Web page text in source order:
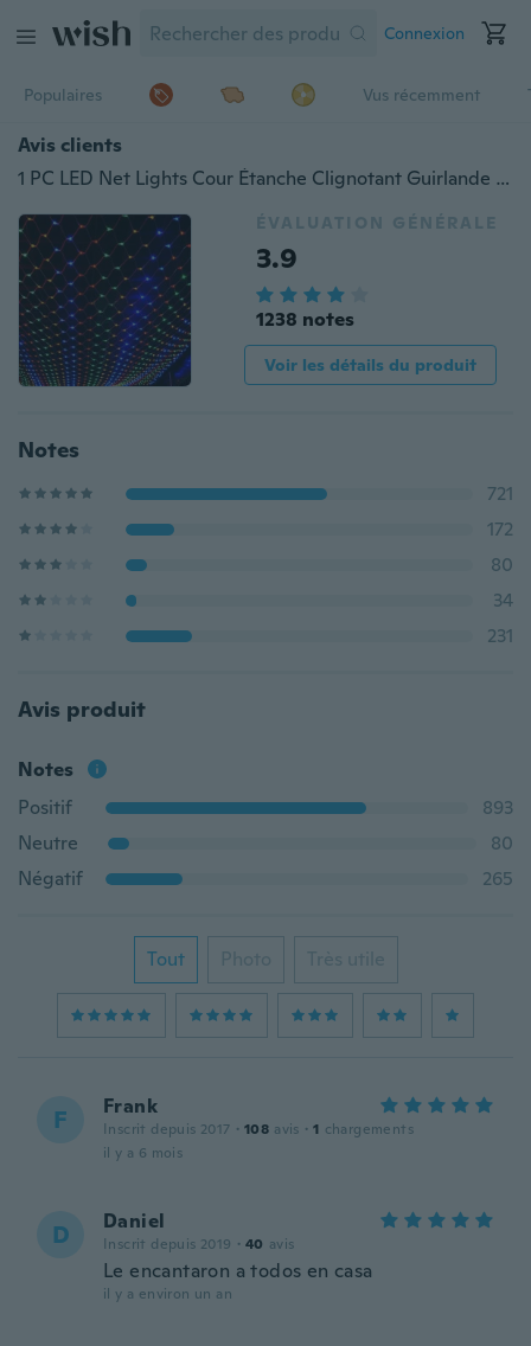
Connexion
Populaires Vus récemment
Avis clients
1 PC LED Net Lights Cour Étanche Clignotant Guirlande Lumineuse Festival Lumières Extérieur Led Décoration Lumières
ÉVALUATION GÉNÉRALE
3.9
1238 notes
Voir les détails du produit
Notes
721
172
80
34
231
Avis produit
Notes
Positif
893
Neutre
80
Négatif
265
Tout Photo Très utile
F Frank
Inscrit depuis 2017 · 108 avis · 1 chargements
il y a 6 mois
D Daniel
Inscrit depuis 2019 · 40 avis
Le encantaron a todos en casa
il y a environ un an